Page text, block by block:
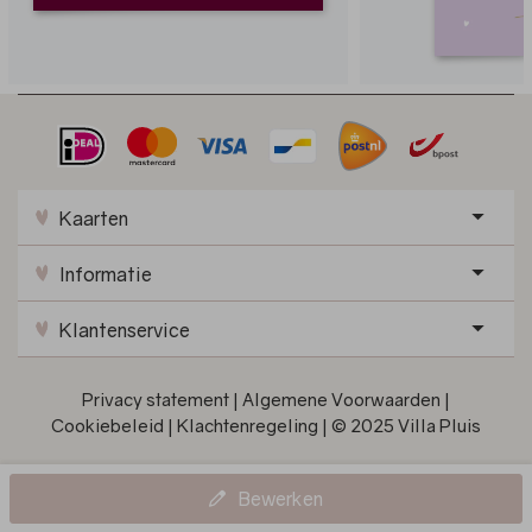
Bewerken
Kaarten
Informatie
Klantenservice
Privacy statement | Algemene Voorwaarden |
Cookiebeleid | Klachtenregeling | © 2025 Villa Pluis